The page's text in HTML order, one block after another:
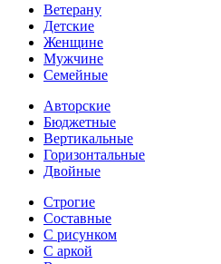
Ветерану
Детские
Женщине
Мужчине
Семейные
Авторские
Бюджетные
Вертикальные
Горизонтальные
Двойные
Строгие
Составные
С рисунком
С аркой